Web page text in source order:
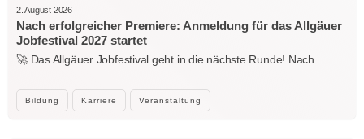
Bildung Karriere Veranstaltung
2. August 2026
Nach erfolgreicher Premiere: Anmeldung für das Allgäuer
Jobfestival 2027 startet
🚀 Das Allgäuer Jobfestival geht in die nächste Runde! Nach…